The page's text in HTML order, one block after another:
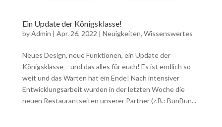
Ein Update der Königsklasse!
byAdmin | Apr. 26, 2022 | Neuigkeiten, Wissenswertes
Neues Design, neue Funktionen, ein Update der
Königsklasse – und das alles für euch! Es ist endlich so
weit und das Warten hat ein Ende! Nach intensiver
Entwicklungsarbeit wurden in der letzten Woche die
neuen Restaurantseiten unserer Partner (z.B.: BunBun...